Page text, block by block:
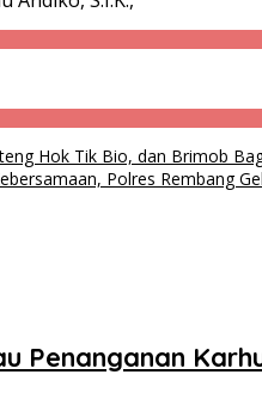
Hok Tik Bio, dan Brimob
Polres Rembang
Penanganan